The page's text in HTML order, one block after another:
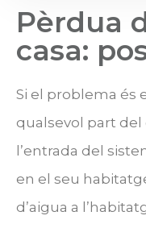
Pèrdua
casa:
Si el problema és
qualsevol part del
l’entrada del
en el seu
d’aigua a